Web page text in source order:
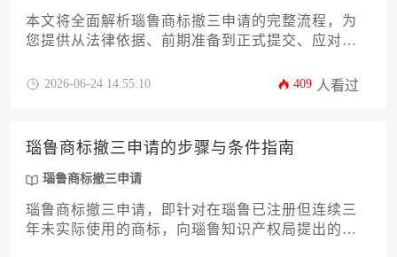
本文将全面解析瑙鲁商标撤三申请的完整流程，为
您提供从法律依据、前期准备到正式提交、应对审
收集的关键要点、官方表格填写规范、策略选择建
实务指南。
2026-06-24 14:55:10 409 人看过
瑙鲁商标撤三申请的步骤与条件指南
瑙鲁商标撤三申请
瑙鲁商标撤三申请，即针对在瑙鲁已注册但连续三
年未实际使用的商标，向瑙鲁知识产权局提出的撤